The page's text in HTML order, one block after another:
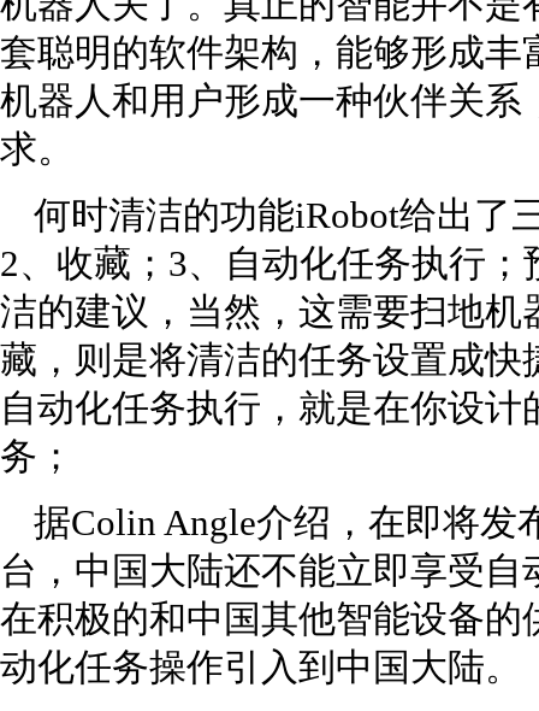
套聪明的软件架构，能够形成
机器人和用户形成一种伙伴关
求。
何时清洁的功能iRobot给出了
2、收藏；3、自动化任务执行
洁的建议，当然，这需要扫地
藏，则是将清洁的任务设置成
自动化任务执行，就是在你设
务；
据Colin Angle介绍，在即将发
台，中国大陆还不能立即享受
在积极的和中国其他智能设备
动化任务操作引入到中国大陆。